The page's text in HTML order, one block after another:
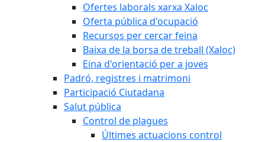
Ofertes laborals xarxa Xaloc
Oferta pública d'ocupació
Recursos per cercar feina
Baixa de la borsa de treball (Xaloc)
Eina d'orientació per a joves
Padró, registres i matrimoni
Participació Ciutadana
Salut pública
Control de plagues
Últimes actuacions control